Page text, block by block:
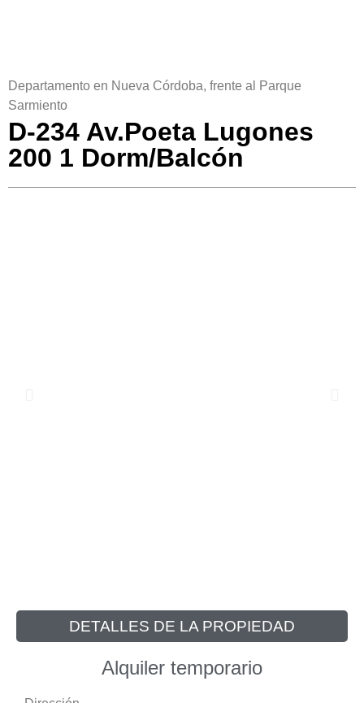
Departamento en Nueva Córdoba, frente al Parque
Sarmiento
D-234 Av.Poeta Lugones
200 1 Dorm/Balcón
DETALLES DE LA PROPIEDAD
Alquiler temporario